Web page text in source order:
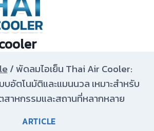
/พัดลมไอเย็น Thai Air Cooler:
บอัตโนมัติและแมนนวล เหมาะสำหรับ
สาหกรรมและสถานที่หลากหลาย
ARTICLE